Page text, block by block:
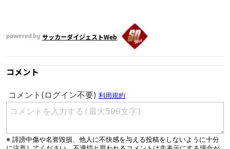
powered by サッカーダイジェストWeb
コメント